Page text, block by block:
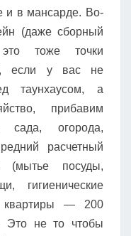
и в мансарде. Во-
(даже сборный
тоже точки
если у вас не
таунхаусом, а
прибавим
огорода,
расчетный
(мытье посуды,
гигиенические
квартиры — 200
Это не то чтобы